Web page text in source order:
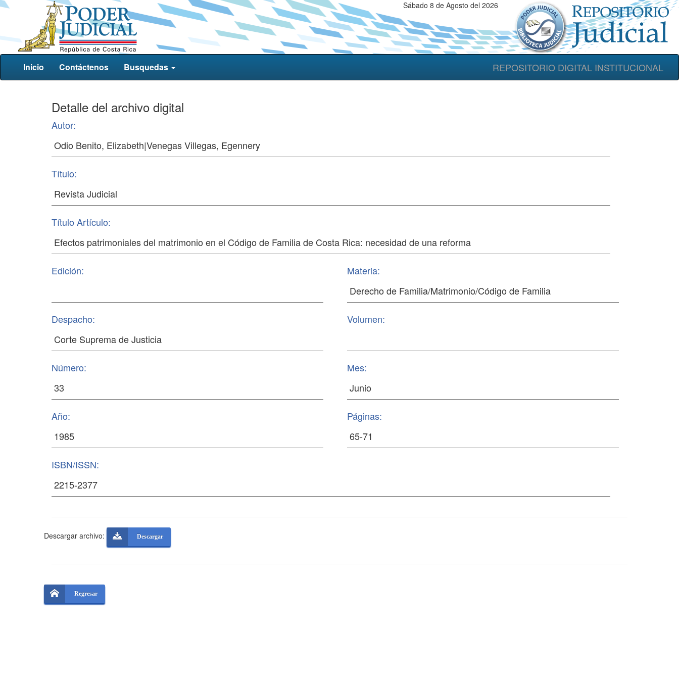
Sábado 8 de Agosto del 2026
REPOSITORIO DIGITAL INSTITUCIONAL
Inicio Contáctenos Busquedas
Detalle del archivo digital
Autor:
Título:
Título Artículo:
Edición: Materia:
Despacho: Volumen:
Número: Mes:
Año: Páginas:
ISBN/ISSN:
Descargar archivo: Descargar
Regresar